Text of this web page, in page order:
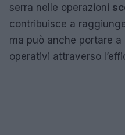
serra nelle operazioni
contribuisce a
ma può anche portare
operativi attraverso